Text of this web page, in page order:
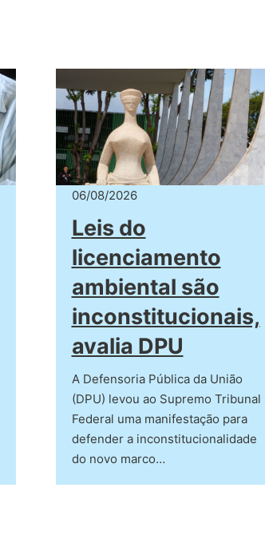
06/08/2026
Leis do
licenciamento
ambiental são
inconstitucionais,
avalia DPU
A Defensoria Pública da União
(DPU) levou ao Supremo Tribunal
Federal uma manifestação para
defender a inconstitucionalidade
do novo marco…